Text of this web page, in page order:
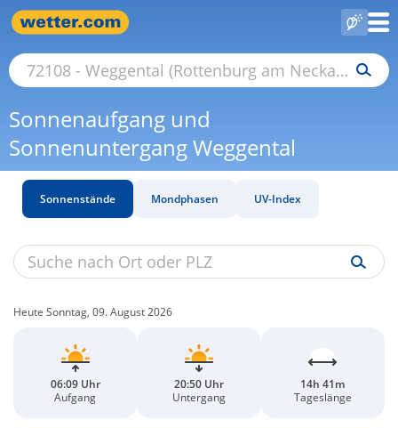
Sonnenaufgang und
Sonnenuntergang Weggental
Sonnenstände Mondphasen UV-Index
Heute Sonntag, 09. August 2026
06:09 Uhr
Aufgang
20:50 Uhr
Untergang
14h 41m
Tageslänge